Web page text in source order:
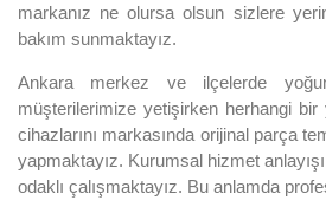
markanız ne olursa olsun sizlere
bakım sunmaktayız.
Ankara merkez ve ilçelerde
müşterilerimize yetişirken herhangi bir
cihazlarını markasında orijinal parça
yapmaktayız. Kurumsal hizmet
odaklı çalışmaktayız. Bu anlamda